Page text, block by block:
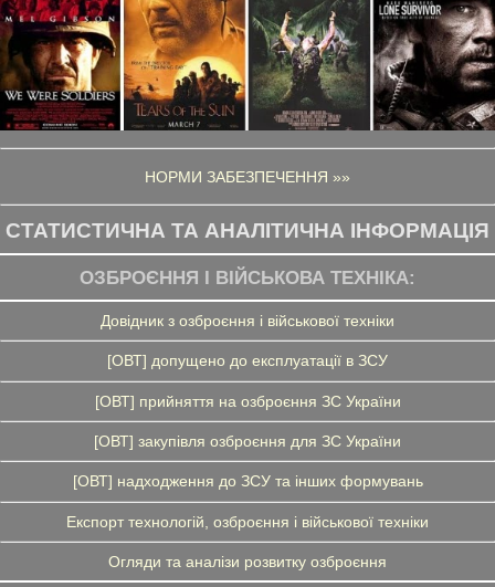
НОРМИ ЗАБЕЗПЕЧЕННЯ »»
СТАТИСТИЧНА ТА АНАЛІТИЧНА ІНФОРМАЦІЯ
ОЗБРОЄННЯ І ВІЙСЬКОВА ТЕХНІКА:
Довідник з озброєння і військової техніки
[ОВТ] допущено до експлуатації в ЗСУ
[ОВТ] прийняття на озброєння ЗС України
[ОВТ] закупівля озброєння для ЗС України
[ОВТ] надходження до ЗСУ та інших формувань
Експорт технологій, озброєння і військової техніки
Огляди та аналізи розвитку озброєння